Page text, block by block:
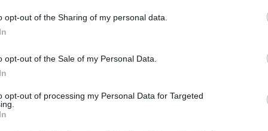
opt-out of the Sharing of my personal data.
opt-out of the Sale of my Personal Data.
opt-out of processing my Personal Data for Targeted
και τον Πολιτισμό!